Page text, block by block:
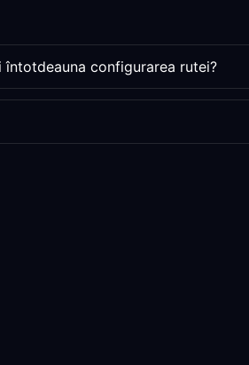
întotdeauna configurarea rutei?